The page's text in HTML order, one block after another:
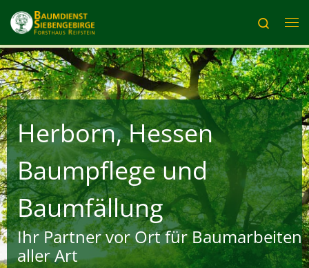
Zum Inhalt springen
Search
Herborn, Hessen
Baumpflege und
Baumfällung
Ihr Partner vor Ort für Baumarbeiten
aller Art